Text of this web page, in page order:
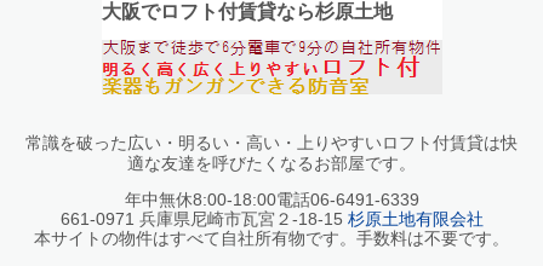
大阪でロフト付賃貸なら杉原土地
常識を破った広い・明るい・高い・上りやすいロフト付賃貸は快
適な友達を呼びたくなるお部屋です。
年中無休8:00-18:00電話06-6491-6339
661-0971 兵庫県尼崎市瓦宮２-18-15 杉原土地有限会社
本サイトの物件はすべて自社所有物です。手数料は不要です。